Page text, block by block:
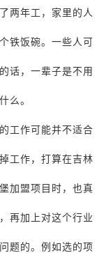
两年工，家里的人
铁饭碗。一些人可
话，一辈子是不用
么。
工作可能并不适合
工作，打算在吉林
加盟项目时，也真
再加上对这个行业
题的。例如选的项